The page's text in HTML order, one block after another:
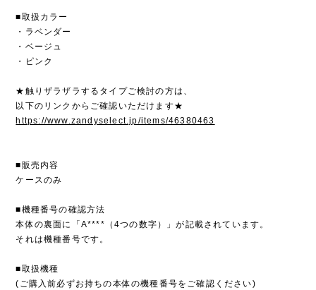
■取扱カラー
・ラベンダー
・ベージュ
・ピンク
★触りザラザラするタイプご検討の方は、
以下のリンクからご確認いただけます★
https://www.zandyselect.jp/items/46380463
■販売内容
ケースのみ
■機種番号の確認方法
本体の裏面に「A****（4つの数字）」が記載されています。
それは機種番号です。
■取扱機種
(ご購入前必ずお持ちの本体の機種番号をご確認ください)